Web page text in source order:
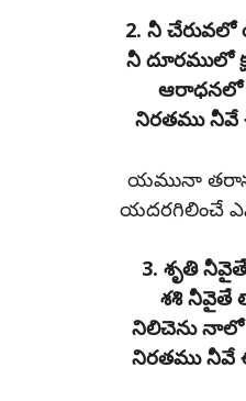
2. నీ చేరువలో
నీ దూరములో
నిరతము
యమునా తరాన
యదరగిలించే
3. శృతి
శశి నీవైతే
నిలిచెను
నిరతము నీవే